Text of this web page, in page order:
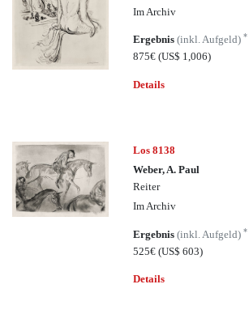
Im Archiv
Ergebnis(inkl. Aufgeld)*
875€(US$ 1,006)
Details
Los 8138
Weber, A. Paul
Reiter
Im Archiv
Ergebnis(inkl. Aufgeld)*
525€(US$ 603)
Details